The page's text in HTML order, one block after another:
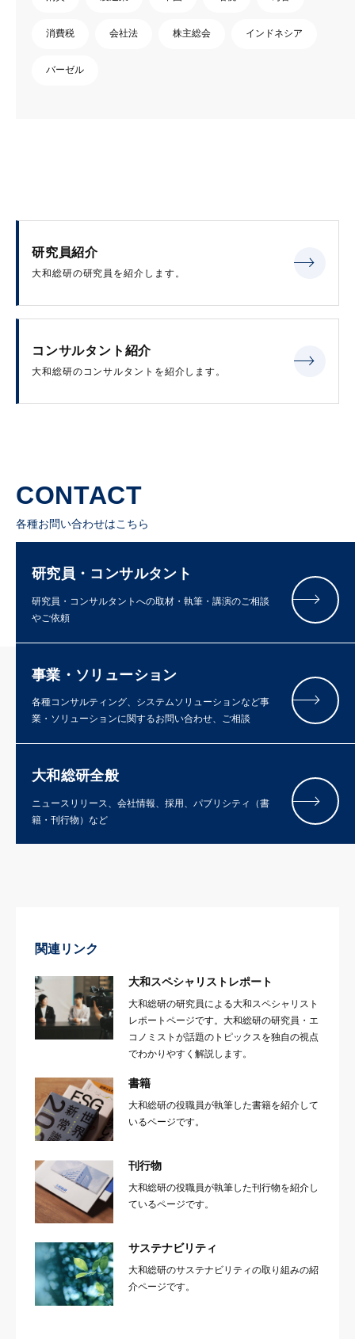
消費税 会社法 株主総会 インドネシア
バーゼル
研究員紹介
大和総研の研究員を紹介します。
コンサルタント紹介
大和総研のコンサルタントを紹介します。
CONTACT
各種お問い合わせはこちら
研究員・コンサルタント
研究員・コンサルタントへの取材・執筆・講演のご相談
やご依頼
事業・ソリューション
各種コンサルティング、システムソリューションなど事
業・ソリューションに関するお問い合わせ、ご相談
大和総研全般
ニュースリリース、会社情報、採用、パブリシティ（書
籍・刊行物）など
関連リンク
大和スペシャリストレポート
大和総研の研究員による大和スペシャリスト
レポートページです。大和総研の研究員・エ
コノミストが話題のトピックスを独自の視点
でわかりやすく解説します。
書籍
大和総研の役職員が執筆した書籍を紹介して
いるページです。
刊行物
大和総研の役職員が執筆した刊行物を紹介し
ているページです。
サステナビリティ
大和総研のサステナビリティの取り組みの紹
介ページです。